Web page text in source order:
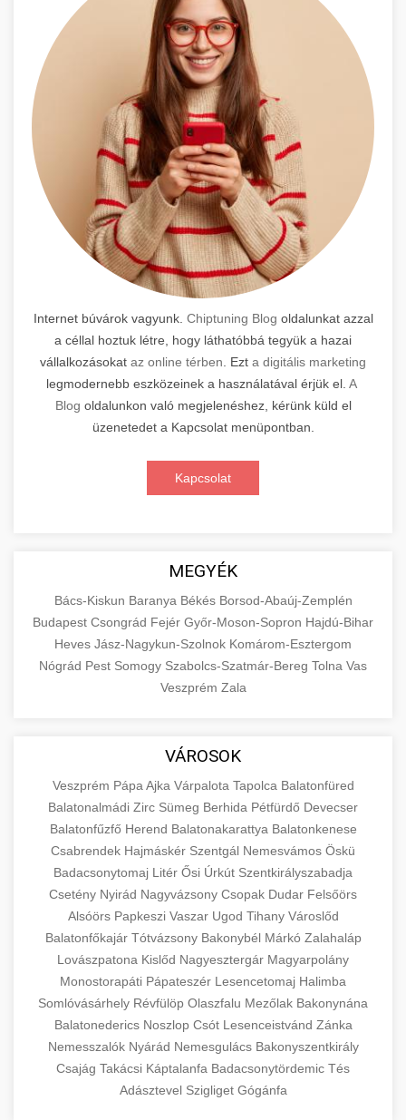
Internet búvárok vagyunk. Chiptuning Blog oldalunkat azzal
a céllal hoztuk létre, hogy láthatóbbá tegyük a hazai
vállalkozásokat az online térben . Ezt a digitális marketing
legmodernebb eszközeinek a használatával érjük el. A
Blog oldalunkon való megjelenéshez, kérünk küld el
üzenetedet a Kapcsolat menüpontban.
Kapcsolat
MEGYÉK
Bács-Kiskun Baranya Békés Borsod-Abaúj-Zemplén
Budapest Csongrád Fejér Győr-Moson-Sopron Hajdú-Bihar
Heves Jász-Nagykun-Szolnok Komárom-Esztergom
Nógrád Pest Somogy Szabolcs-Szatmár-Bereg Tolna Vas
Veszprém Zala
VÁROSOK
Veszprém Pápa Ajka Várpalota Tapolca Balatonfüred
Balatonalmádi Zirc Sümeg Berhida Pétfürdő Devecser
Balatonfűzfő Herend Balatonakarattya Balatonkenese
Csabrendek Hajmáskér Szentgál Nemesvámos Öskü
Badacsonytomaj Litér Ősi Úrkút Szentkirályszabadja
Csetény Nyirád Nagyvázsony Csopak Dudar Felsőörs
Alsóörs Papkeszi Vaszar Ugod Tihany Városlőd
Balatonfőkajár Tótvázsony Bakonybél Márkó Zalahaláp
Lovászpatona Kislőd Nagyesztergár Magyarpolány
Monostorapáti Pápateszér Lesencetomaj Halimba
Somlóvásárhely Révfülöp Olaszfalu Mezőlak Bakonynána
Balatonederics Noszlop Csót Lesenceistvánd Zánka
Nemesszalók Nyárád Nemesgulács Bakonyszentkirály
Csajág Takácsi Káptalanfa Badacsonytördemic Tés
Adásztevel Szigliget Gógánfa